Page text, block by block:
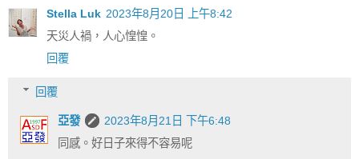
Stella Luk 2023年8月20日 上午8:42
天災人禍，人心惶惶。
回覆
回覆
亞發
2023年8月21日 下午6:48
同感。好日子來得不容易呢